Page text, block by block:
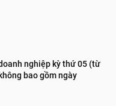
nghiệp kỳ thứ 05 (từ
bao gồm ngày